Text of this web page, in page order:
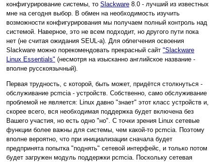
конфигурирование системы, то Slackware 8.0 - лучший из известных
мне на сегодня выбор. В обмен на необходимость изучить
возможности конфигурирования мы получаем полный контроль над
системой. Наверное, это не всем подходит, но другого пути пока
нет (не считая ожидания SEUL-а). Для облегчения освоения
Slackware можно порекомендовать прекрасный сайт "Slackware
Linux Essentials" (несмотря на изысканно английское название -
вполне русскоязычный).
Первая трудность, с которой, быть может, придётся столкнуться -
обслуживание pcmcia - устройств. Собственно, само обслуживание
проблемой не является: Linux давно "знает" этот класс устройств и,
скорее всего, вся необходимая поддержка будет включена без
Вашего участия, но есть одно "но". С точки зрения Linux сетевые
функции более важны для системы, чем какой-то pcmcia. Поэтому
вполне вероятно, что при инициализации сначала будет
предпринята попытка "поднять" сетевой интерфейс, и только потом
будет загружен модуль поддержки pcmcia. Поскольку сетевая